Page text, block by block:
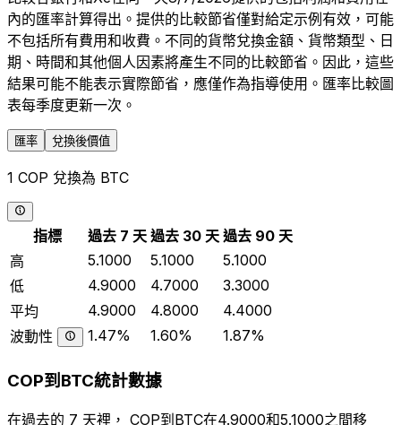
內的匯率計算得出。提供的比較節省僅對給定示例有效，可能
不包括所有費用和收費。不同的貨幣兌換金額、貨幣類型、日
期、時間和其他個人因素將產生不同的比較節省。因此，這些
結果可能不能表示實際節省，應僅作為指導使用。匯率比較圖
表每季度更新一次。
匯率 兌換後價值
1 COP 兌換為 BTC
指標 過去 7 天 過去 30 天 過去 90 天
高
5.1000 5.1000
5.1000
低
4.9000 4.7000
3.3000
平均
4.9000 4.8000
4.4000
波動性
1.47% 1.60% 1.87%
COP到BTC統計數據
在過去的 7 天裡， COP到BTC在4.9000和5.1000之間移